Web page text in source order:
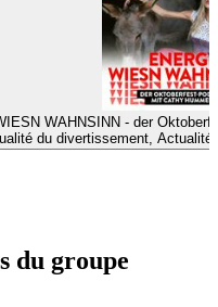
WAHNSINN - der
du divertissement,
du groupe